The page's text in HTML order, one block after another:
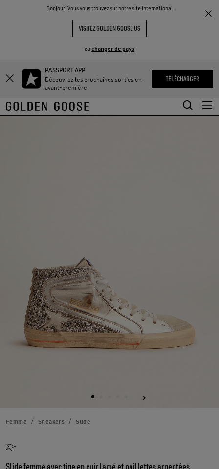
Bonjour! Vous vous trouvez sur notre site International
VISITEZ GOLDEN GOOSE US
ou changer de pays
Aller
au
principal
Aller
au
du
PASSPORT APP
Découvrez les prochaines sorties en
avant-première
TÉLÉCHARGER
THE
COMMUNITY
Femme Sneakers Slide
Slide femme avec tige en cuir lamé et paillettes argentées